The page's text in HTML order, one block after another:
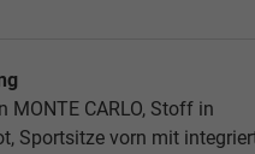
MONTE CARLO, Stoff in
Sportsitze vorn mit